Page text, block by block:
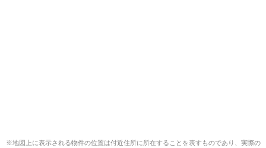
※地図上に表示される物件の位置は付近住所に所在することを表すものであり、実際の